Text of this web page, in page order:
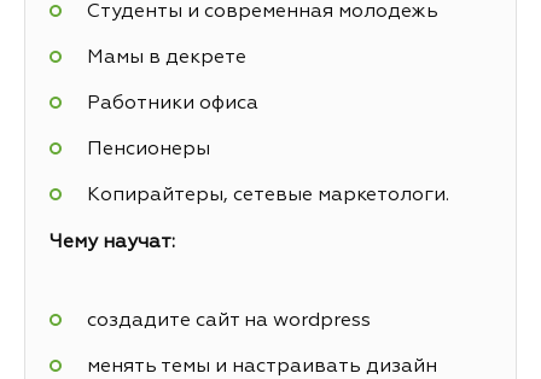
Студенты и современная молодежь
Мамы в декрете
Работники офиса
Пенсионеры
Копирайтеры, сетевые маркетологи.
Чему научат:
создадите сайт на wordpress
менять темы и настраивать дизайн